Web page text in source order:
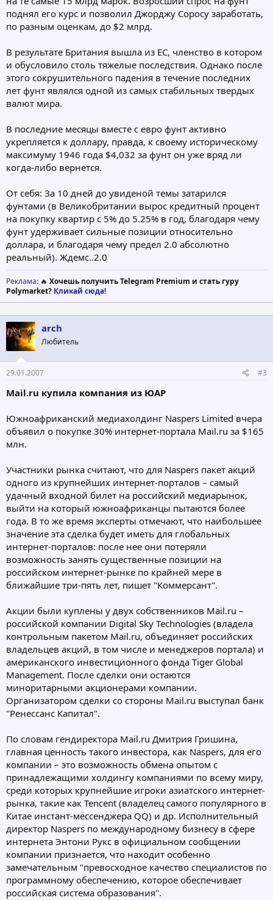
поднял его курс и позволил Джорджу Соросу заработать,
по разным оценкам, до $2 млрд.
В результате Британия вышла из ЕС, членство в котором
и обусловило столь тяжелые последствия. Однако после
этого сокрушительного падения в течение последних
лет фунт являлся одной из самых стабильных твердых
валют мира.
В последние месяцы вместе с евро фунт активно
укрепляется к доллару, правда, к своему историческому
максимуму 1946 года $4,032 за фунт он уже вряд ли
когда-либо вернется.
От себя: За 10 дней до увиденой темы затарился
фунтами (в Великобритании вырос кредитный процент
на покупку квартир с 5% до 5.25% в год, благодаря чему
фунт удерживает сильные позиции относительно
доллара, и благодаря чему предел 2.0 абсолютно
реальный). Ждемс..2.0
Реклама: 🔥 Хочешь получить Telegram Premium и стать гуру
Polymarket? Кликай сюда!
arch
Любитель
29.01.2007 #3
Mail.ru купила компания из ЮАР
Южноафриканский медиахолдинг Naspers Limited вчера
объявил о покупке 30% интернет-портала Mail.ru за $165
млн.
Участники рынка считают, что для Naspers пакет акций
одного из крупнейших интернет-порталов – самый
удачный входной билет на российский медиарынок,
выйти на который южноафриканцы пытаются более
года. В то же время эксперты отмечают, что наибольшее
значение эта сделка будет иметь для глобальных
интернет-порталов: после нее они потеряли
возможность занять существенные позиции на
российском интернет-рынке по крайней мере в
ближайшие три-пять лет, пишет "Коммерсант".
Акции были куплены у двух собственников Mail.ru –
российской компании Digital Sky Technologies (владела
контрольным пакетом Mail.ru, объединяет российских
владельцев акций, в том числе и менеджеров портала) и
американского инвестиционного фонда Tiger Global
Management. После сделки они остаются
миноритарными акционерами компании.
Организатором сделки со стороны Mail.ru выступал банк
"Ренессанс Капитал".
По словам гендиректора Mail.ru Дмитрия Гришина,
главная ценность такого инвестора, как Naspers, для его
компании – это возможность обмена опытом с
принадлежащими холдингу компаниями по всему миру,
среди которых крупнейшие игроки азиатского интернет-
рынка, такие как Tencent (владелец самого популярного в
Китае инстант-мессенджера QQ) и др. Исполнительный
директор Naspers по международному бизнесу в сфере
интернета Энтони Рукс в официальном сообщении
компании признается, что находит особенно
замечательным "превосходное качество специалистов по
программному обеспечению, которое обеспечивает
российская система образования".